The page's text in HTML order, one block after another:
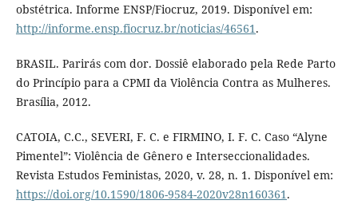
obstétrica. Informe ENSP/Fiocruz, 2019. Disponível em:
http://informe.ensp.fiocruz.br/noticias/46561 .
BRASIL. Parirás com dor. Dossiê elaborado pela Rede Parto
do Princípio para a CPMI da Violência Contra as Mulheres.
Brasília, 2012.
CATOIA, C.C., SEVERI, F. C. e FIRMINO, I. F. C. Caso “Alyne
Pimentel”: Violência de Gênero e Interseccionalidades.
Revista Estudos Feministas, 2020, v. 28, n. 1. Disponível em:
https://doi.org/10.1590/1806-9584-2020v28n160361 .